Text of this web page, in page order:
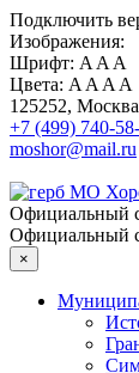
Подключить
Изображения:
Шрифт: A A A
Цвета: A A A A
125252,
+7 (499) 740-
moshor@mail.ru
Официальный
Официальный
×